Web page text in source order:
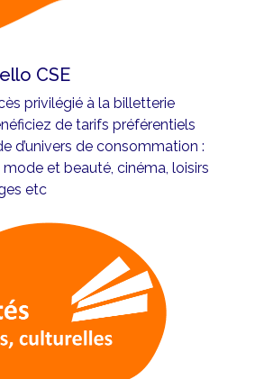
CSE
privilégié à la billetterie
de tarifs préférentiels
d’univers de consommation :
et beauté, cinéma, loisirs
etc